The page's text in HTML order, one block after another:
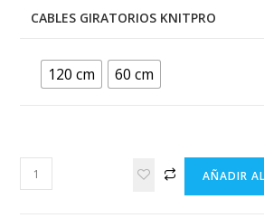
CABLES GIRATORIOS KNITPRO
120 cm 60 cm
Cable
Giratorio
AÑADIR